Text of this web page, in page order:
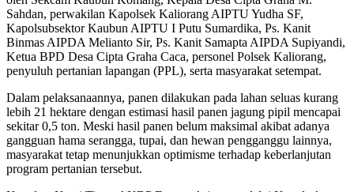
Sahdan, perwakilan Kapolsek Kaliorang AIPTU Yudha SF,
Kapolsubsektor Kaubun AIPTU I Putu Sumardika, Ps. Kanit
Binmas AIPDA Melianto Sir, Ps. Kanit Samapta AIPDA Supiyandi,
Ketua BPD Desa Cipta Graha Caca, personel Polsek Kaliorang,
penyuluh pertanian lapangan (PPL), serta masyarakat setempat.
Dalam pelaksanaannya, panen dilakukan pada lahan seluas kurang
lebih 21 hektare dengan estimasi hasil panen jagung pipil mencapai
sekitar 0,5 ton. Meski hasil panen belum maksimal akibat adanya
gangguan hama serangga, tupai, dan hewan pengganggu lainnya,
masyarakat tetap menunjukkan optimisme terhadap keberlanjutan
program pertanian tersebut.